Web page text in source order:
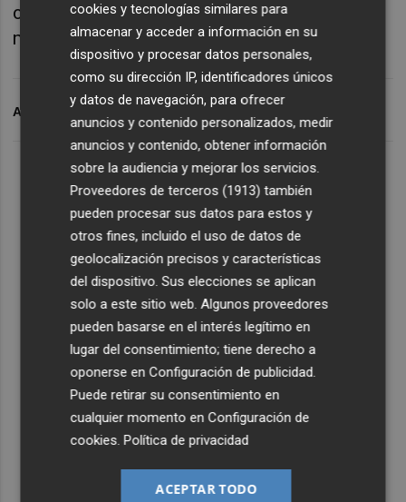
cuándo estará, pero cuando vuelva será el
mismo toro”, sentenció.
ARCHIVADO EN HERCULES CF
cookies y tecnologías similares para
almacenar y acceder a información en su
dispositivo y procesar datos personales,
como su dirección IP, identificadores únicos
y datos de navegación, para ofrecer
anuncios y contenido personalizados, medir
anuncios y contenido, obtener información
sobre la audiencia y mejorar los servicios.
Proveedores de terceros (1913) también
pueden procesar sus datos para estos y
otros fines, incluido el uso de datos de
geolocalización precisos y características
del dispositivo. Sus elecciones se aplican
solo a este sitio web. Algunos proveedores
pueden basarse en el interés legítimo en
lugar del consentimiento; tiene derecho a
oponerse enConfiguración de publicidad.
Puede retirar su consentimiento en
cualquier momento enConfiguración de
cookies.Política de privacidad
ACEPTAR TODO